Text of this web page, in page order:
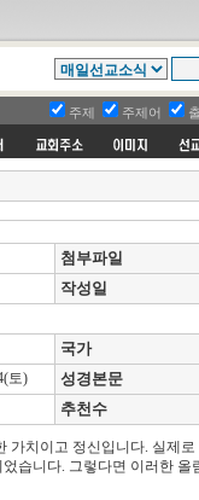
주제 주제어
첨부파일
작성일
국가
토)
성경본문
추천수
치이고 정신입니다. 실제
습니다. 그렇다면 이러한